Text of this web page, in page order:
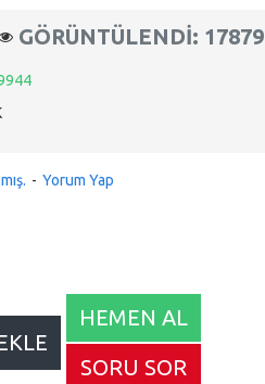
GÖRÜNTÜLENDI: 17879
- Yorum Yap
HEMEN AL
SORU SOR